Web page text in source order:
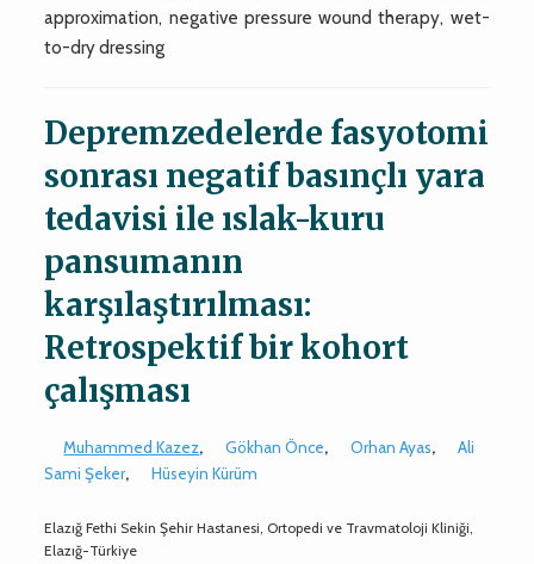
approximation, negative pressure wound therapy, wet-
to-dry dressing
Depremzedelerde fasyotomi
sonrası negatif basınçlı yara
tedavisi ile ıslak-kuru
pansumanın
karşılaştırılması:
Retrospektif bir kohort
çalışması
Muhammed Kazez, Gökhan Önce, Orhan Ayas,
Ali
Sami Şeker, Hüseyin Kürüm
Elazığ Fethi Sekin Şehir Hastanesi, Ortopedi ve Travmatoloji Kliniği,
Elazığ-Türkiye